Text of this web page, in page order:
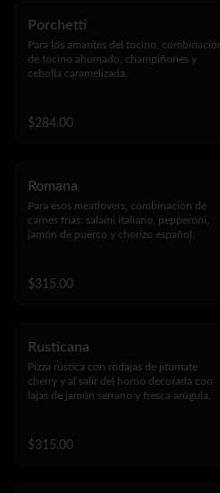
Porchetti
Para los amantes del tocino,
de tocino ahumado, champiñones y
cebolla caramelizada.
$284.00
Romana
Para esos meatlovers, combinación de
carnes frías: salami italiano, pepperoni,
jamón de puerco y chorizo español.
$315.00
Rusticana
Pizza rústica con rodajas de jitomate
cherry y al salir del horno decorada con
lajas de jamón serrano y fresca arúgula.
$315.00